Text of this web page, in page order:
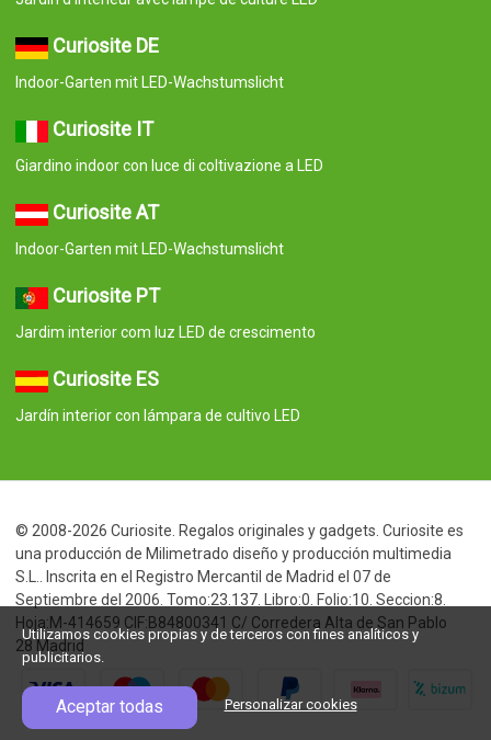
Curiosite DE
Indoor-Garten mit LED-Wachstumslicht
Curiosite IT
Giardino indoor con luce di coltivazione a LED
Curiosite AT
Indoor-Garten mit LED-Wachstumslicht
Curiosite PT
Jardim interior com luz LED de crescimento
Curiosite ES
Jardín interior con lámpara de cultivo LED
© 2008-2026 Curiosite. Regalos originales y gadgets. Curiosite es
una producción de Milimetrado diseño y producción multimedia
S.L.. Inscrita en el Registro Mercantil de Madrid el 07 de
Septiembre del 2006. Tomo:23.137. Libro:0. Folio:10. Seccion:8.
Hoja:M-414659 CIF:B84800341 C/ Corredera Alta de San Pablo
28 Madrid
Utilizamos cookies propias y de terceros con fines analíticos y
publicitarios.
Aceptar todas Personalizar cookies